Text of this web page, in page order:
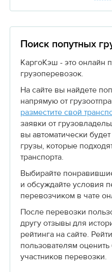
Поиск попутных
КаргоКэш - это онлайн
грузоперевозок.
На сайте вы найдете
напрямую от
разместите свой
заявки от
вы автоматически
грузы, которые
транспорта.
Выбирайте
и обсуждайте условия
перевозчиком в чате
После перевозки
другу отзывы для
рейтинга на сайте.
пользователям
участников перевозки.